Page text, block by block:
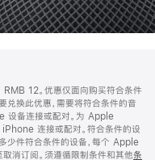
RMB 12。优惠仅面向购买符合条件
换此优惠，需要将符合条件的音
设备连接或配对。为 Apple
连接或配对。符合条件的设
少件符合条件的设备，每个 Apple
消订阅。须遵循限制条件和其他条